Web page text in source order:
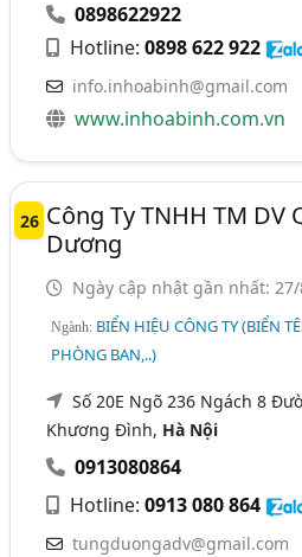
0898622922
Hotline:0898 622 922
info.inhoabinh@gmail.com
www.inhoabinh.com.vn
26 Công Ty TNHH TM DV
Dương
Ngày cập nhật gần nhất: 27/
Ngành: BIỂN HIỆU CÔNG TY (BIỂN
PHÒNG BAN,..)
Số 20E Ngõ 236 Ngách 8
Khương Đình, Hà Nội
0913080864
Hotline:0913 080 864
tungduongadv@gmail.com